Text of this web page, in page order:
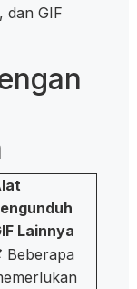
dan GIF
Lainnya
Beberapa